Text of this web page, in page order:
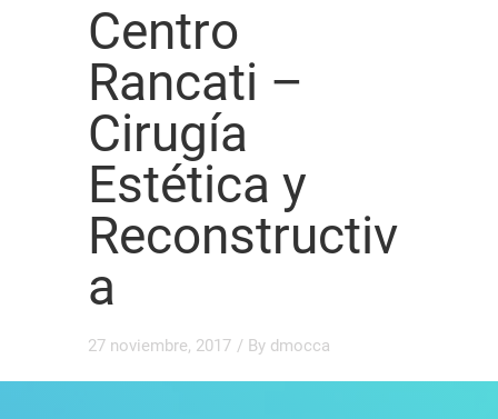
Centro
Rancati –
Cirugía
Estética y
Reconstructiv
a
27 noviembre, 2017 / By dmocca